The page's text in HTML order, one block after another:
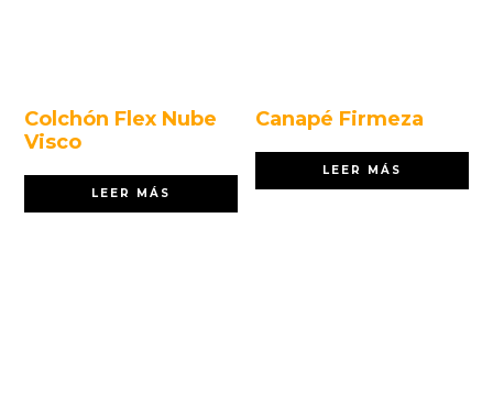
Colchón Flex Nube
Visco
LEER MÁS
Canapé Firmeza
LEER MÁS